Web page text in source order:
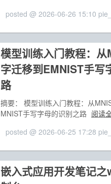
posted @ 2026-06-26 15:10
模型训练入门教程：
字迁移到EMNIST手写
路
摘要： 模型训练入门教程：从
MNIST手写字母的识别之路 阅读
posted @ 2026-06-25 17:28
嵌入式应用开发笔记